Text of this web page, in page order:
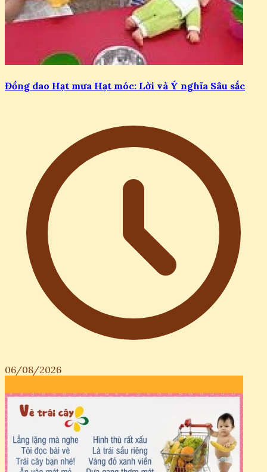
Đồng dao Hạt mưa Hạt móc: Lời và Ý nghĩa Sâu sắc
06/08/2026